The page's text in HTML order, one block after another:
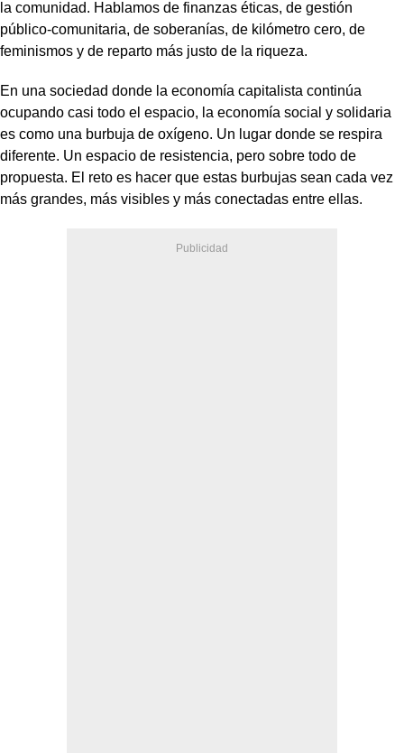
la comunidad. Hablamos de finanzas éticas, de gestión
público-comunitaria, de soberanías, de kilómetro cero, de
feminismos y de reparto más justo de la riqueza.
En una sociedad donde la economía capitalista continúa
ocupando casi todo el espacio, la economía social y solidaria
es como una burbuja de oxígeno. Un lugar donde se respira
diferente. Un espacio de resistencia, pero sobre todo de
propuesta. El reto es hacer que estas burbujas sean cada vez
más grandes, más visibles y más conectadas entre ellas.